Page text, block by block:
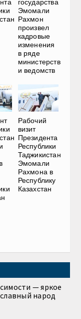
государства
Эмомали
Рахмон
произвел
кадровые
изменения
в ряде
министерств
и ведомств
Рабочий
визит
Президента
Республики
Таджикистан
Эмомали
Рахмона в
Республику
Казахстан
— яркое
народ